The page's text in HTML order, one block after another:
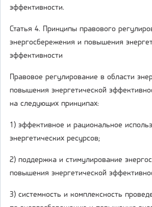
эффективности.
Статья 4. Принципы правового
энергосбережения и повышения
эффективности
Правовое регулирование в области
повышения энергетической
на следующих принципах:
1) эффективное и рациональное
энергетических ресурсов;
2) поддержка и стимулирование
повышения энергетической
3) системность и комплексность